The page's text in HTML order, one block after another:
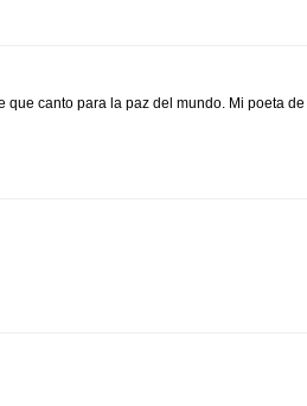
que canto para la paz del mundo. Mi poeta de